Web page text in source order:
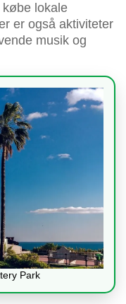
lokale
er også aktiviteter
musik og
Park